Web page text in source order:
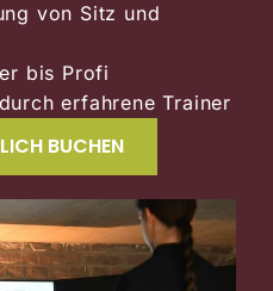
von Sitz und
bis Profi
erfahrene Trainer
BUCHEN